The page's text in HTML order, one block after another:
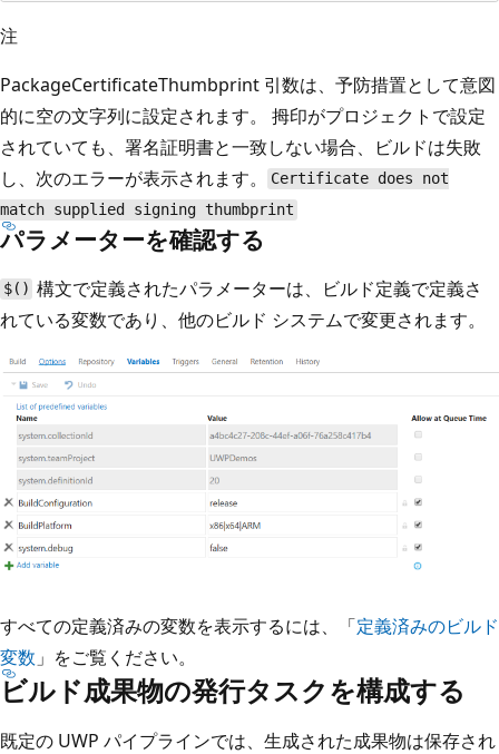
注
PackageCertificateThumbprint 引数は、予防措置として意図
的に空の文字列に設定されます。 拇印がプロジェクトで設定
されていても、署名証明書と一致しない場合、ビルドは失敗
し、次のエラーが表示されます。
Certificate does not
match supplied signing thumbprint
パラメーターを確認する
$() 構文で定義されたパラメーターは、ビルド定義で定義さ
れている変数であり、他のビルド システムで変更されます。
すべての定義済みの変数を表示するには、「定義済みのビルド
変数 」をご覧ください。
ビルド成果物の発行タスクを構成する
既定の UWP パイプラインでは、生成された成果物は保存され